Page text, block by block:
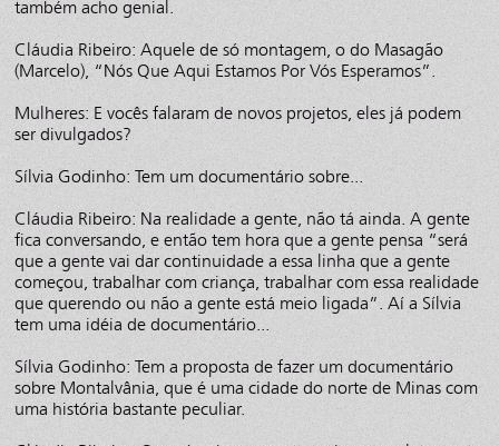
também acho genial.
Cláudia Ribeiro: Aquele de só montagem, o do Masagão
(Marcelo), “Nós Que Aqui Estamos Por Vós Esperamos”.
Mulheres: E vocês falaram de novos projetos, eles já podem
ser divulgados?
Sílvia Godinho: Tem um documentário sobre...
Cláudia Ribeiro: Na realidade a gente, não tá ainda. A gente
fica conversando, e então tem hora que a gente pensa “será
que a gente vai dar continuidade a essa linha que a gente
começou, trabalhar com criança, trabalhar com essa realidade
que querendo ou não a gente está meio ligada”. Aí a Sílvia
tem uma idéia de documentário...
Sílvia Godinho: Tem a proposta de fazer um documentário
sobre Montalvânia, que é uma cidade do norte de Minas com
uma história bastante peculiar.